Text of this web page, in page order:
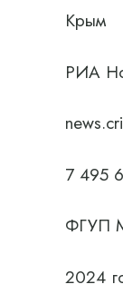
Крым
РИА
7 495
ФГУП
2024